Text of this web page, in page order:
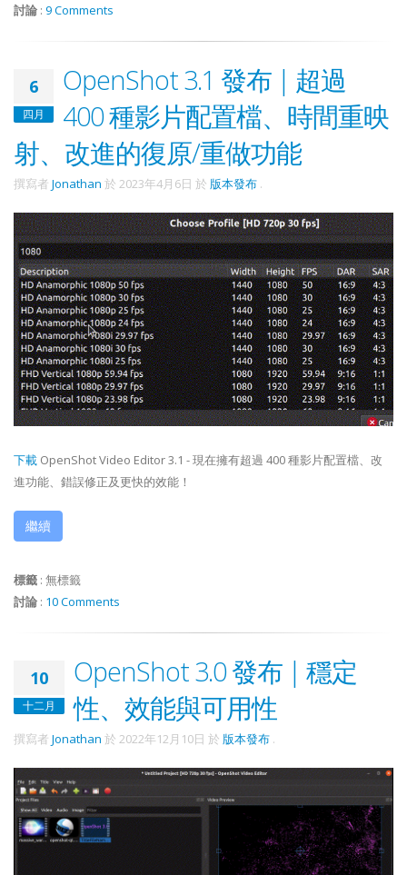
討論 : 9 Comments
6
四月
OpenShot 3.1 發布 | 超過
400 種影片配置檔、時間重映
射、改進的復原/重做功能
撰寫者 Jonathan 於 2023年4月6日 於 版本發布 .
下載 OpenShot Video Editor 3.1 - 現在擁有超過 400 種影片配置檔、改
進功能、錯誤修正及更快的效能！
繼續
標籤 : 無標籤
討論 : 10 Comments
10
十二月
OpenShot 3.0 發布 | 穩定
性、效能與可用性
撰寫者 Jonathan 於 2022年12月10日 於 版本發布 .